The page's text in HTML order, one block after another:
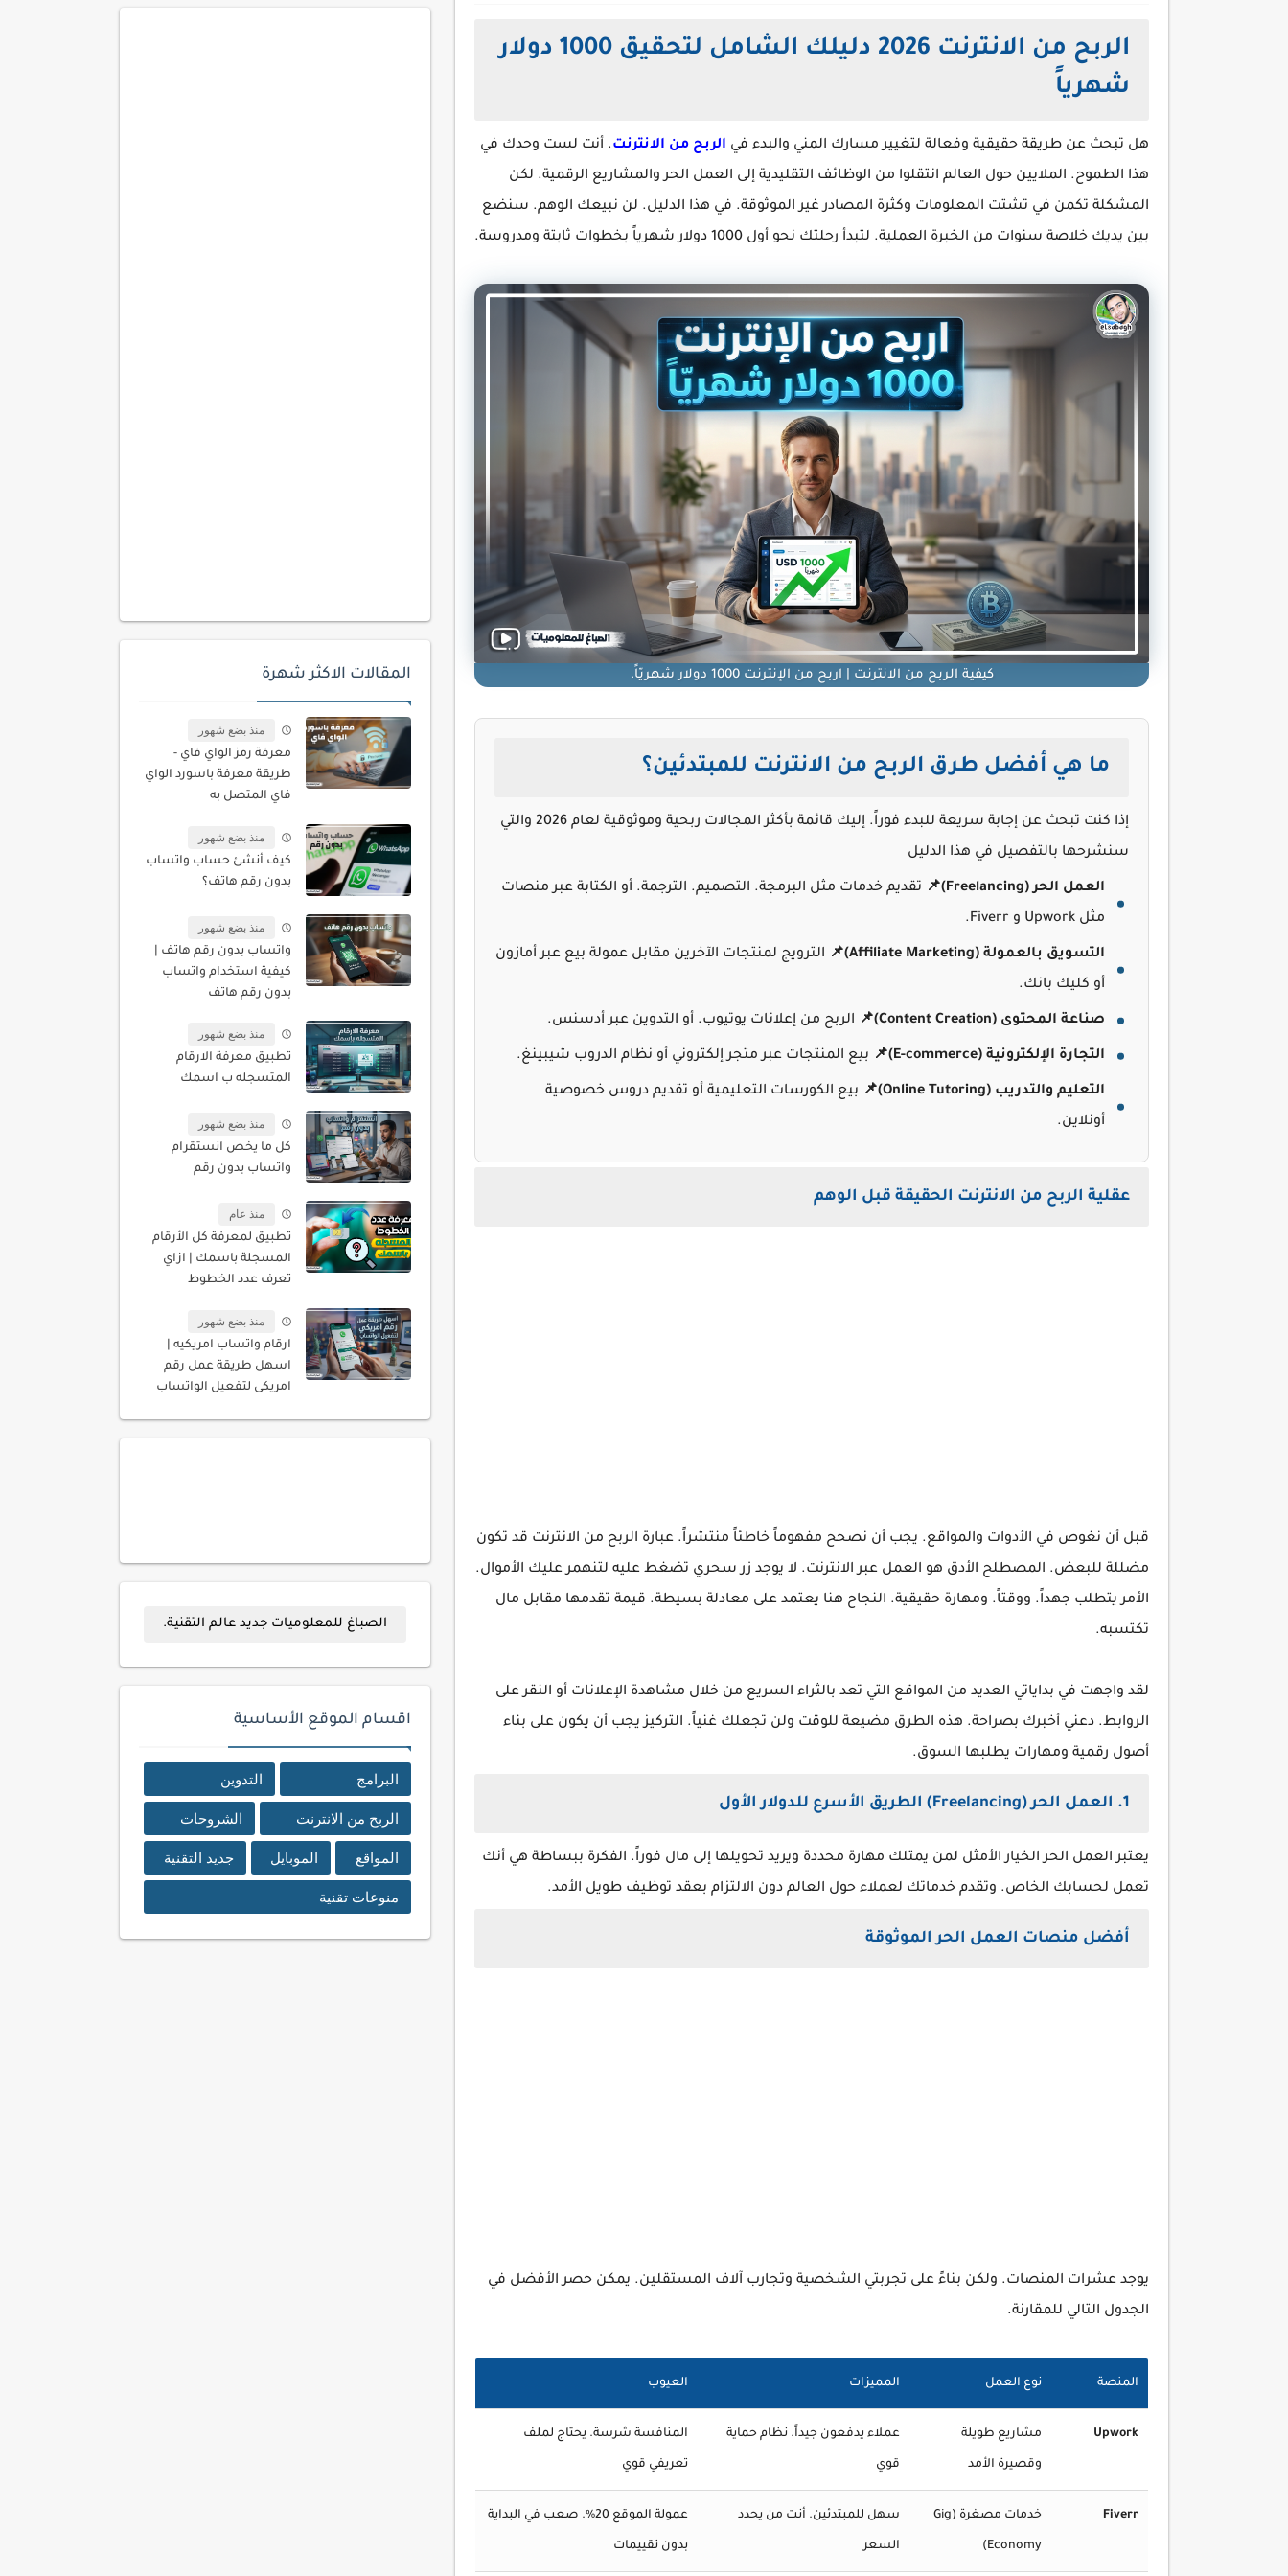
الربح من الانترنت 2026 دليلك الشامل لتحقيق 1000 دولار
شهرياً
هل تبحث عن طريقة حقيقية وفعالة لتغيير مسارك المني والبدء في الربح من الانترنت. أنت لست وحدك في
هذا الطموح. الملايين حول العالم انتقلوا من الوظائف التقليدية إلى العمل الحر والمشاريع الرقمية. لكن
المشكلة تكمن في تشتت المعلومات وكثرة المصادر غير الموثوقة. في هذا الدليل. لن نبيعك الوهم. سنضع
بين يديك خلاصة سنوات من الخبرة العملية. لتبدأ رحلتك نحو أول 1000 دولار شهرياً بخطوات ثابتة ومدروسة.
كيفية الربح من الانترنت | اربح من الإنترنت 1000 دولار شهريّاً.
ما هي أفضل طرق الربح من الانترنت للمبتدئين؟
إذا كنت تبحث عن إجابة سريعة للبدء فوراً. إليك قائمة بأكثر المجالات ربحية وموثوقية لعام 2026 والتي
سنشرحها بالتفصيل في هذا الدليل
العمل الحر (Freelancing)📌
تقديم خدمات مثل البرمجة. التصميم. الترجمة. أو الكتابة عبر منصات
مثل Upwork و Fiverr.
التسويق بالعمولة (Affiliate Marketing)📌
الترويج لمنتجات الآخرين مقابل عمولة بيع عبر أمازون
أو كليك بانك.
صناعة المحتوى (Content Creation) 📌 الربح من إعلانات يوتيوب. أو التدوين عبر أدسنس.
التجارة الإلكترونية (E-commerce) 📌 بيع المنتجات عبر متجر إلكتروني أو نظام الدروب شيبينغ.
التعليم والتدريب (Online Tutoring) 📌 بيع الكورسات التعليمية أو تقديم دروس خصوصية
أونلاين.
عقلية الربح من الانترنت الحقيقة قبل الوهم
قبل أن نغوص في الأدوات والمواقع. يجب أن نصحح مفهوماً خاطئاً منتشراً. عبارة الربح من الانترنت قد تكون
مضللة للبعض. المصطلح الأدق هو العمل عبر الانترنت. لا يوجد زر سحري تضغط عليه لتنهمر عليك الأموال.
الأمر يتطلب جهداً. ووقتاً. ومهارة حقيقية. النجاح هنا يعتمد على معادلة بسيطة. قيمة تقدمها مقابل مال
تكتسبه.
لقد واجهت في بداياتي العديد من المواقع التي تعد بالثراء السريع من خلال مشاهدة الإعلانات أو النقر على
الروابط. دعني أخبرك بصراحة. هذه الطرق مضيعة للوقت ولن تجعلك غنياً. التركيز يجب أن يكون على بناء
أصول رقمية ومهارات يطلبها السوق.
1. العمل الحر (Freelancing) الطريق الأسرع للدولار الأول
يعتبر العمل الحر الخيار الأمثل لمن يمتلك مهارة محددة ويريد تحويلها إلى مال فوراً. الفكرة ببساطة هي أنك
تعمل لحسابك الخاص. وتقدم خدماتك لعملاء حول العالم دون الالتزام بعقد توظيف طويل الأمد.
أفضل منصات العمل الحر الموثوقة
يوجد عشرات المنصات. ولكن بناءً على تجربتي الشخصية وتجارب آلاف المستقلين. يمكن حصر الأفضل في
الجدول التالي للمقارنة.
المنصة نوع العمل المميزات العيوب
Upwork مشاريع طويلة
وقصيرة الأمد
عملاء يدفعون جيداً. نظام حماية
قوي
المنافسة شرسة. يحتاج لملف
تعريفي قوي
Fiverr خدمات مصغرة (Gig
Economy)
سهل للمبتدئين. أنت من يحدد
السعر
عمولة الموقع 20%. صعب في البداية
بدون تقييمات
المقالات الاكثر شهرة
منذ بضع شهور
معرفة رمز الواي فاي -
طريقة معرفة باسورد الواي
فاي المتصل به
منذ بضع شهور
كيف أنشئ حساب واتساب
بدون رقم هاتف؟
منذ بضع شهور
واتساب بدون رقم هاتف |
كيفية استخدام واتساب
بدون رقم هاتف
منذ بضع شهور
تطبيق معرفة الارقام
المتسجله ب اسمك
منذ بضع شهور
كل ما يخص انستقرام
واتساب بدون رقم
منذ عام
تطبيق لمعرفة كل الأرقام
المسجلة باسمك | ازاي
تعرف عدد الخطوط
منذ بضع شهور
ارقام واتساب امريكيه |
اسهل طريقة عمل رقم
امريكى لتفعيل الواتساب
الصباغ للمعلوميات جديد عالم التقنية.
اقسام الموقع الأساسية
البرامج التدوين
الربح من الانترنت الشروحات
المواقع الموبايل جديد التقنية
منوعات تقنية